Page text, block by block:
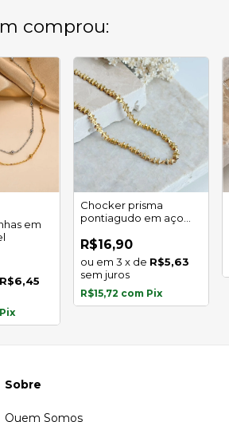
comprou:
em
R$6,45
Pix
Chocker prisma
pontiagudo em aço
R$16,90
3 x de R$5,63
sem juros
R$15,72 com Pix
Sobre
Quem Somos